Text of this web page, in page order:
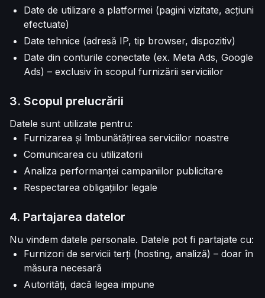
Date de utilizare a platformei (pagini vizitate, acțiuni
efectuate)
Date tehnice (adresă IP, tip browser, dispozitiv)
Date din conturile conectate (ex. Meta Ads, Google
Ads) – exclusiv în scopul furnizării serviciilor
3. Scopul prelucrării
Datele sunt utilizate pentru:
Furnizarea și îmbunătățirea serviciilor noastre
Comunicarea cu utilizatorii
Analiza performanței campaniilor publicitare
Respectarea obligațiilor legale
4. Partajarea datelor
Nu vindem datele personale. Datele pot fi partajate cu:
Furnizori de servicii terți (hosting, analiză) – doar în
măsura necesară
Autorități, dacă legea impune